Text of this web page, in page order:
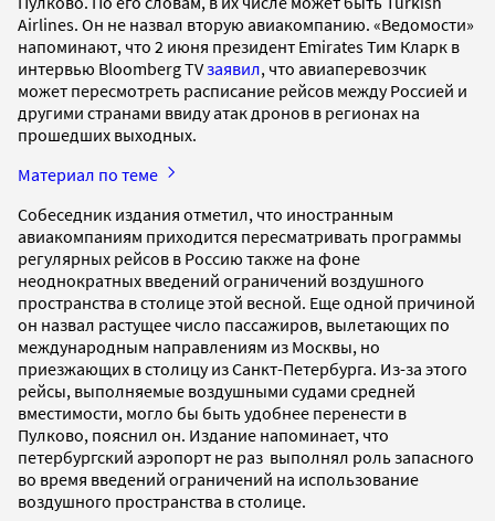
Airlines. Он не назвал вторую авиакомпанию. «Ведомости»
напоминают, что 2 июня президент Emirates Тим Кларк в
интервью Bloomberg TVзаявил, что авиаперевозчик
может пересмотреть расписание рейсов между Россией и
другими странами ввиду атак дронов в регионах на
прошедших выходных.
Материал по теме
Собеседник издания отметил, что иностранным
авиакомпаниям приходится пересматривать программы
регулярных рейсов в Россию также на фоне
неоднократных введений ограничений воздушного
пространства в столице этой весной. Еще одной причиной
он назвал растущее число пассажиров, вылетающих по
международным направлениям из Москвы, но
приезжающих в столицу из Санкт-Петербурга. Из-за этого
рейсы, выполняемые воздушными судами средней
вместимости, могло бы быть удобнее перенести в
Пулково, пояснил он. Издание напоминает, что
петербургский аэропорт не раз выполнял роль запасного
во время введений ограничений на использование
воздушного пространства в столице.